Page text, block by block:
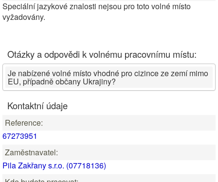
Speciální jazykové znalosti nejsou pro toto volné místo
vyžadovány.
Otázky a odpovědi k volnému pracovnímu místu:
Je nabízené volné místo vhodné pro cizince ze zemí mimo
EU, případně občany Ukrajiny?
Kontaktní údaje
Reference:
67273951
Zaměstnavatel:
Pila Zakřany s.r.o. (07718136)